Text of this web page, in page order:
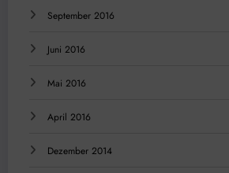
September 2016
Juni 2016
Mai 2016
April 2016
Dezember 2014